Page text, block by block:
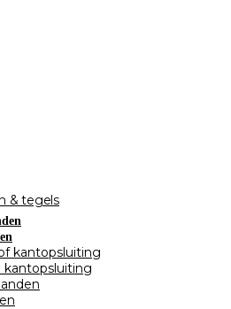
& tegels
kantopsluiting
kantopsluiting